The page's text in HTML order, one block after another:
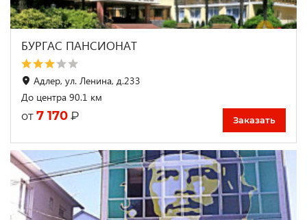
БУРГАС ПАНСИОНАТ
Адлер, ул. Ленина, д.233
До центра 90.1 км
от 7 170 ₽ Заказать